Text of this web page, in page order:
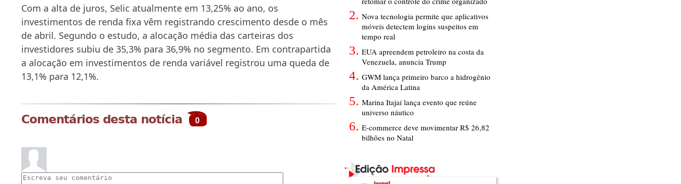
Com a alta de juros, Selic atualmente em 13,25% ao ano, os
investimentos de renda fixa vêm registrando crescimento desde o mês
de abril. Segundo o estudo, a alocação média das carteiras dos
investidores subiu de 35,3% para 36,9% no segmento. Em contrapartida
a alocação em investimentos de renda variável registrou uma queda de
13,1% para 12,1%.
Comentários desta notícia 0
Nova tecnologia permite que aplicativos
móveis detectem logins suspeitos em
tempo real
EUA apreendem petroleiro na costa da
Venezuela, anuncia Trump
GWM lança primeiro barco a hidrogênio
da América Latina
Marina Itajaí lança evento que reúne
universo náutico
E-commerce deve movimentar R$ 26,82
bilhões no Natal